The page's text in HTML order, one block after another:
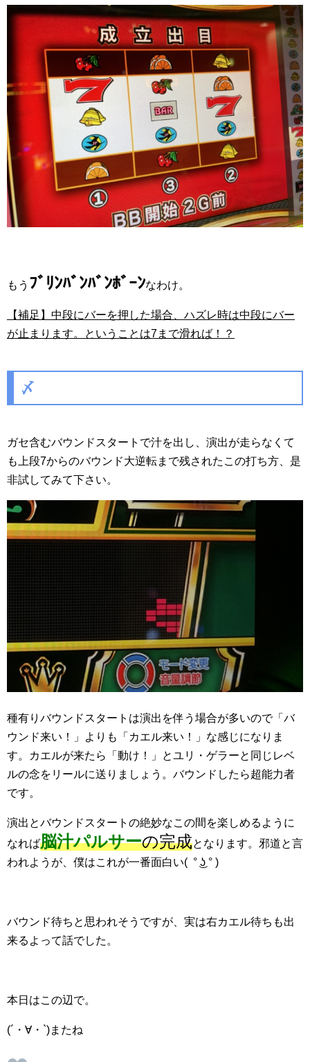
もう ﾌﾞﾘﾝﾊﾞﾝﾊﾞﾝﾎﾞｰﾝなわけ。
【補足】中段にバーを押した場合、ハズレ時は中段にバー
が止まります。ということは7まで滑れば！？
〆
ガセ含むバウンドスタートで汁を出し、演出が走らなくて
も上段7からのバウンド大逆転まで残されたこの打ち方、是
非試してみて下さい。
種有りバウンドスタートは演出を伴う場合が多いので「バ
ウンド来い！」よりも「カエル来い！」な感じになりま
す。カエルが来たら「動け！」とユリ・ゲラーと同じレベ
ルの念をリールに送りましょう。バウンドしたら超能力者
です。
演出とバウンドスタートの絶妙なこの間を楽しめるように
なれば脳汁パルサーの完成となります。邪道と言
われようが、僕はこれが一番面白い( ° ͜ʖ ° )
バウンド待ちと思われそうですが、実は右カエル待ちも出
来るよって話でした。
本日はこの辺で。
(´・∀・`)またね